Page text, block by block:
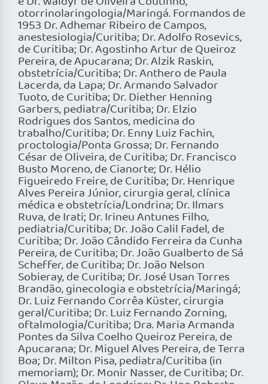
otorrinolaringologia/Maringá. Formandos de
1953 Dr. Adhemar Ribeiro de Campos,
anestesiologia/Curitiba; Dr. Adolfo Rosevics,
de Curitiba; Dr. Agostinho Artur de Queiroz
Pereira, de Apucarana; Dr. Alzik Raskin,
obstetrícia/Curitiba; Dr. Anthero de Paula
Lacerda, da Lapa; Dr. Armando Salvador
Tuoto, de Curitiba; Dr. Diether Henning
Garbers, pediatra/Curitiba; Dr. Elzio
Rodrigues dos Santos, medicina do
trabalho/Curitiba; Dr. Enny Luiz Fachin,
proctologia/Ponta Grossa; Dr. Fernando
César de Oliveira, de Curitiba; Dr. Francisco
Busto Moreno, de Cianorte; Dr. Hélio
Figueiredo Freire, de Curitiba; Dr. Henrique
Alves Pereira Júnior, cirurgia geral, clínica
médica e obstetrícia/Londrina; Dr. Ilmars
Ruva, de Irati; Dr. Irineu Antunes Filho,
pediatria/Curitiba; Dr. João Calil Fadel, de
Curitiba; Dr. João Cândido Ferreira da Cunha
Pereira, de Curitiba; Dr. João Gualberto de Sá
Scheffer, de Curitiba; Dr. João Nelson
Sobieray, de Curitiba; Dr. José Usan Torres
Brandão, ginecologia e obstetrícia/Maringá;
Dr. Luiz Fernando Corrêa Küster, cirurgia
geral/Curitiba; Dr. Luiz Fernando Zorning,
oftalmologia/Curitiba; Dra. Maria Armanda
Pontes da Silva Coelho Queiroz Pereira, de
Apucarana; Dr. Miguel Alves Pereira, de Terra
Boa; Dr. Milton Pisa, pediatra/Curitiba (in
memoriam); Dr. Monir Nasser, de Curitiba; Dr.